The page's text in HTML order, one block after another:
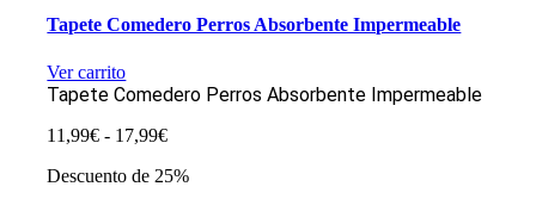
Tapete Comedero Perros Absorbente Impermeable
Ver carrito
Tapete Comedero Perros Absorbente Impermeable
11,99€ - 17,99€Rango
precios:
Descuento de 25%